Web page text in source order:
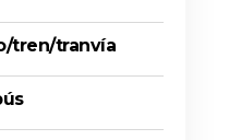
tren/tranvía